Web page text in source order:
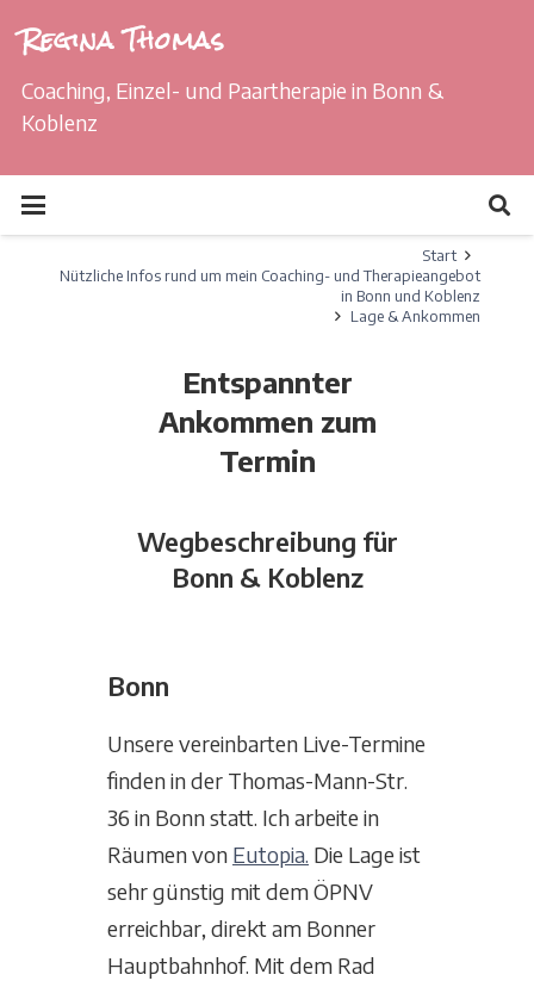
Regina Thomas
Coaching, Einzel- und Paartherapie in Bonn &
Koblenz
Start
Nützliche Infos rund um mein Coaching- und Therapieangebot
in Bonn und Koblenz
Lage & Ankommen
Entspannter
Ankommen zum
Termin
Wegbeschreibung für
Bonn & Koblenz
Bonn
Unsere vereinbarten Live-Termine
finden in der Thomas-Mann-Str.
36 in Bonn statt. Ich arbeite in
Räumen von Eutopia. Die Lage ist
sehr günstig mit dem ÖPNV
erreichbar, direkt am Bonner
Hauptbahnhof. Mit dem Rad